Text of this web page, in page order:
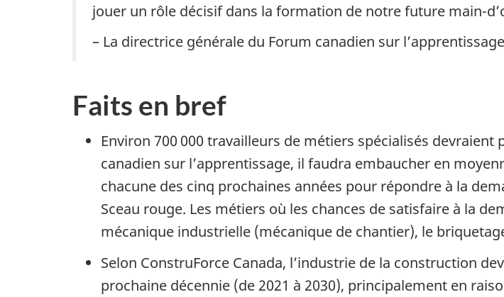
jouer un rôle décisif dans la formation de notre future main-
– La directrice générale du Forum canadien sur
Faits en bref
Environ 700 000 travailleurs de métiers spécialisés devraient
canadien sur l’apprentissage, il faudra embaucher en
chacune des cinq prochaines années pour répondre à la
Sceau rouge. Les métiers où les chances de satisfaire à la
mécanique industrielle (mécanique de chantier), le
Selon ConstruForce Canada, l’industrie de la construction
prochaine décennie (de 2021 à 2030), principalement en